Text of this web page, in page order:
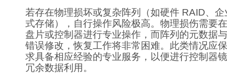
若存在物理损坏或复杂阵列（如硬件 RAID、
式存储），自行操作风险极高。物理损伤需要
盘片或控制器进行专业操作，而阵列的元数据
错误修改，恢复工作将非常困难。此类情况应
求具备相应经验的专业服务，以便进行控制器
冗余数据利用。